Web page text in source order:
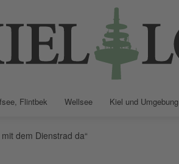
Flintbek Wellsee Kiel und Umgebung
mit dem Dienstrad da“